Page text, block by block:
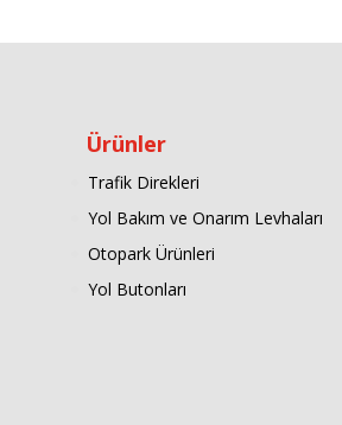
Ürünler
Trafik Direkleri
Yol Bakım ve Onarım Levhaları
Otopark Ürünleri
Yol Butonları